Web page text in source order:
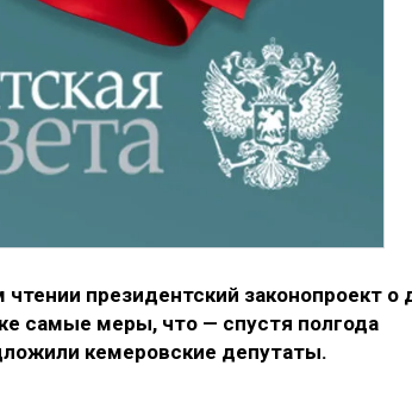
президентский законопроект о
самые меры, что — спустя полгода
кемеровские депутаты.